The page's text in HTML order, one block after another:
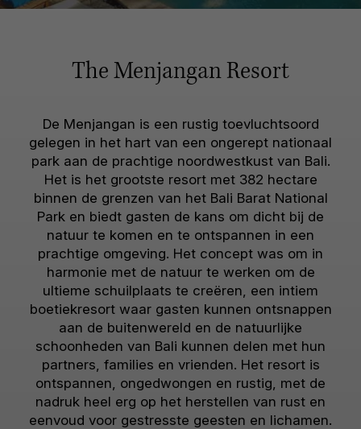
The Menjangan Resort
De Menjangan is een rustig toevluchtsoord
gelegen in het hart van een ongerept nationaal
park aan de prachtige noordwestkust van Bali.
Het is het grootste resort met 382 hectare
binnen de grenzen van het Bali Barat National
Park en biedt gasten de kans om dicht bij de
natuur te komen en te ontspannen in een
prachtige omgeving. Het concept was om in
harmonie met de natuur te werken om de
ultieme schuilplaats te creëren, een intiem
boetiekresort waar gasten kunnen ontsnappen
aan de buitenwereld en de natuurlijke
schoonheden van Bali kunnen delen met hun
partners, families en vrienden. Het resort is
ontspannen, ongedwongen en rustig, met de
nadruk heel erg op het herstellen van rust en
eenvoud voor gestresste geesten en lichamen.